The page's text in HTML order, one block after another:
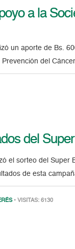
a la
un aporte de Bs.
del
del
el sorteo del
de esta
• VISITAS: 6130